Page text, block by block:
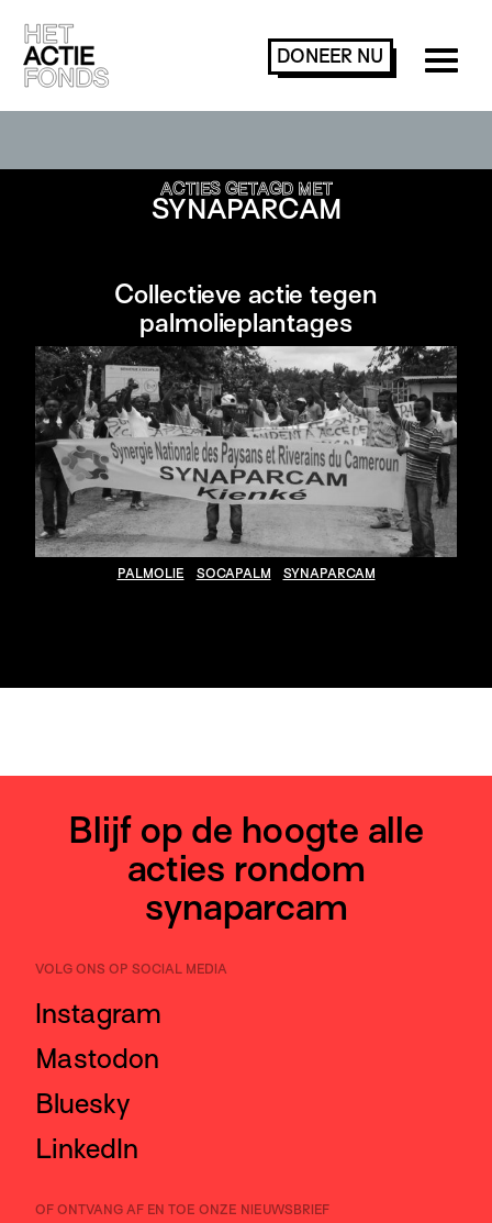
DONEER NU
ACTIES GETAGD MET
SYNAPARCAM
Collectieve actie tegen
palmolieplantages
PALMOLIE SOCAPALM SYNAPARCAM
Blijf op de hoogte alle
acties rondom
synaparcam
VOLG ONS OP SOCIAL MEDIA
Instagram
Mastodon
Bluesky
LinkedIn
OF ONTVANG AF EN TOE ONZE NIEUWSBRIEF